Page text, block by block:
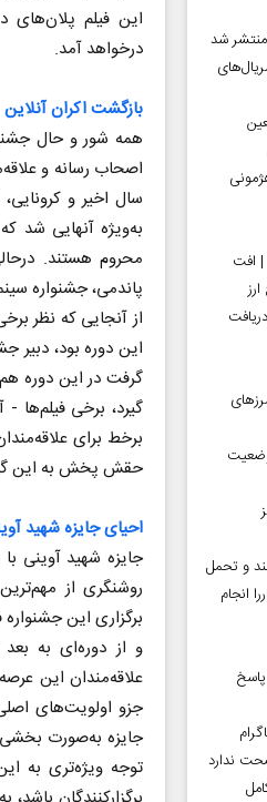
این فیلم پلان‌های
درخواهد آمد.
بازگشت اکران آنلاین
همه شور و حال
اصحاب رسانه و
سال اخیر و
به‌ویژه آنهایی شد
محروم هستند.
پاندمی، جشنواره
از آنجایی که نظر
این دوره بود، دبیر
گرفت در این دوره
گیرد، برخی فیلم‌ها
برخط برای
حقش پخش به این
احیای جایزه شهید
جایزه شهید آوینی
روشنگری از
برگزاری این
و از دوره‌ای به
علاقه‌مندان این
جزو اولویت‌های
جایزه به‌صورت بخشی
توجه ویژه‌تری به
شد
قیمت طلا و سکه امروز ۱۱ مرداد ۱۴۰۵ | افت
مرز‌های
وضعیت
و تحمل
انجام
ندارد
صفحات نخست روزنامه